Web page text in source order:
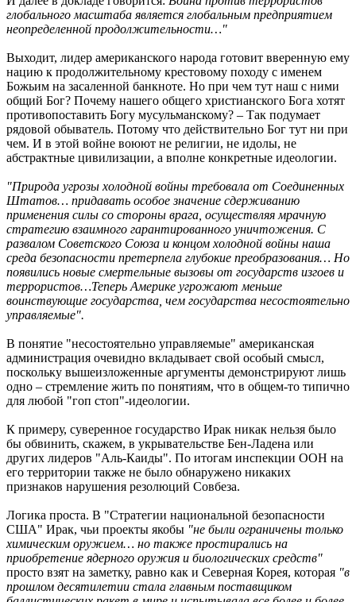
глобального масштаба является глобальным предприятием
неопределенной продолжительности…"
Выходит, лидер американского народа готовит вверенную ему
нацию к продолжительному крестовому походу с именем
Божьим на засаленной банкноте. Но при чем тут наш с ними
общий Бог? Почему нашего общего христианского Бога хотят
противопоставить Богу мусульманскому? – Так подумает
рядовой обыватель. Потому что действительно Бог тут ни при
чем. И в этой войне воюют не религии, не идолы, не
абстрактные цивилизации, а вполне конкретные идеологии.
"Природа угрозы холодной войны требовала от Соединенных
Штатов… придавать особое значение сдерживанию
применения силы со стороны врага, осуществляя мрачную
стратегию взаимного гарантированного уничтожения. С
развалом Советского Союза и концом холодной войны наша
среда безопасности претерпела глубокие преобразования… Но
появились новые смертельные вызовы от государств изгоев и
террористов…Теперь Америке угрожают меньше
воинствующие государства, чем государства несостоятельно
управляемые".
В понятие "несостоятельно управляемые" американская
администрация очевидно вкладывает свой особый смысл,
поскольку вышеизложенные аргументы демонстрируют лишь
одно – стремление жить по понятиям, что в общем-то типично
для любой "гоп стоп"-идеологии.
К примеру, суверенное государство Ирак никак нельзя было
бы обвинить, скажем, в укрывательстве Бен-Ладена или
других лидеров "Аль-Каиды". По итогам инспекции ООН на
его территории также не было обнаружено никаких
признаков нарушения резолюций Совбеза.
Логика проста. В "Стратегии национальной безопасности
США" Ирак, чьи проекты якобы "не были ограничены только
химическим оружием… но также простирались на
приобретение ядерного оружия и биологических средств"
просто взят на заметку, равно как и Северная Корея, которая "в
прошлом десятилетии стала главным поставщиком